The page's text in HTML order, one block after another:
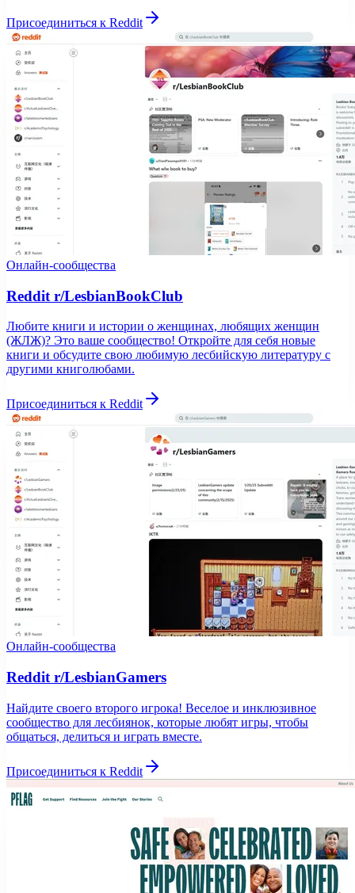
Присоединиться к Reddit
Онлайн-сообщества
Reddit r/LesbianBookClub
Любите книги и истории о женщинах, любящих женщин
(ЖЛЖ)? Это ваше сообщество! Откройте для себя новые
книги и обсудите свою любимую лесбийскую литературу с
другими книголюбами.
Присоединиться к Reddit
Онлайн-сообщества
Reddit r/LesbianGamers
Найдите своего второго игрока! Веселое и инклюзивное
сообщество для лесбиянок, которые любят игры, чтобы
общаться, делиться и играть вместе.
Присоединиться к Reddit